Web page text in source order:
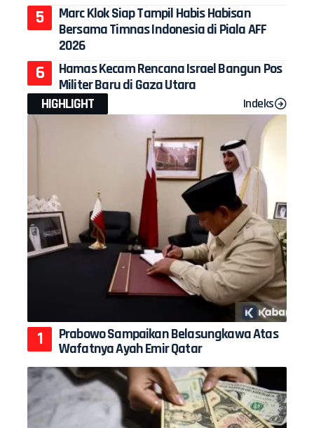
Marc Klok Siap Tampil Habis Habisan
Bersama Timnas Indonesia di Piala AFF
2026
Hamas Kecam Rencana Israel Bangun Pos
Militer Baru di Gaza Utara
HIGHLIGHT
Indeks
Prabowo Sampaikan Belasungkawa Atas
Wafatnya Ayah Emir Qatar